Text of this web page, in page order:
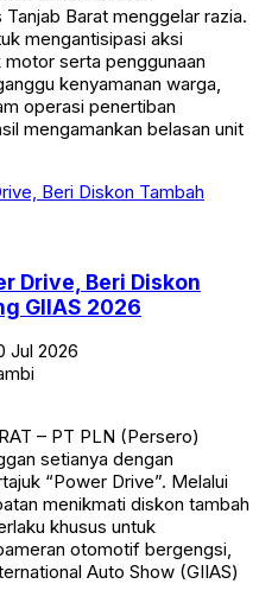
Barat menggelar razia.
mengantisipasi aksi
serta penggunaan
kenyamanan warga,
operasi penertiban
mengamankan belasan unit
Drive, Beri Diskon
GIIAS 2026
Jul 2026
– PT PLN (Persero)
setianya dengan
“Power Drive”. Melalui
menikmati diskon tambah
khusus untuk
otomotif bergengsi,
Auto Show (GIIAS)